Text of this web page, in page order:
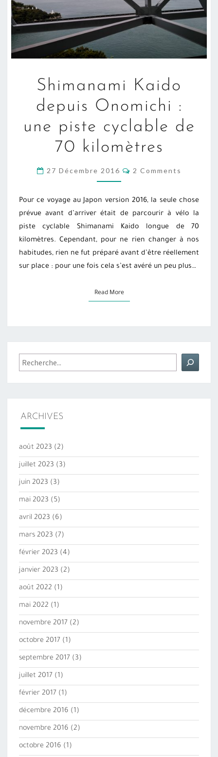
KAIDO
ONOMICHI
:
PISTE
KILOMÈTRES
Shimanami Kaido
depuis Onomichi :
une piste cyclable de
70 kilomètres
27 Décembre 2016 COMMENTS
2 Comments
Pour ce voyage au Japon version 2016, la seule chose
prévue avant d’arriver était de parcourir à vélo la
piste cyclable Shimanami Kaido longue de 70
kilomètres. Cependant, pour ne rien changer à nos
habitudes, rien ne fut préparé avant d’être réellement
sur place : pour une fois cela s’est avéré un peu plus…
Read MoreRead More
ARCHIVES
août 2023 (2)
juillet 2023 (3)
juin 2023 (3)
mai 2023 (5)
avril 2023 (6)
mars 2023 (7)
février 2023 (4)
janvier 2023 (2)
août 2022 (1)
mai 2022 (1)
novembre 2017 (2)
octobre 2017 (1)
septembre 2017 (3)
juillet 2017 (1)
février 2017 (1)
décembre 2016 (1)
novembre 2016 (2)
octobre 2016 (1)